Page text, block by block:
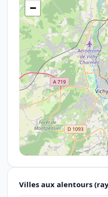
−
Villes aux alentours